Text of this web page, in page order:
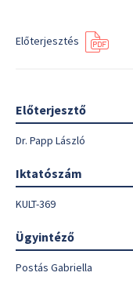
Előterjesztés
Előterjesztő
Dr. Papp László
Iktatószám
KULT-369
Ügyintéző
Postás Gabriella